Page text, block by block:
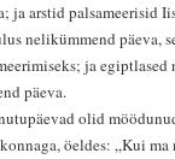
ja arstid palsameerisid
nelikümmend päeva,
ja egiptlased
päeva.
olid
öeldes: „Kui